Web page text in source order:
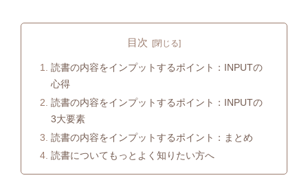
目次
読書の内容をインプットするポイント：INPUTの
心得
読書の内容をインプットするポイント：INPUTの
3大要素
読書の内容をインプットするポイント：まとめ
読書についてもっとよく知りたい方へ